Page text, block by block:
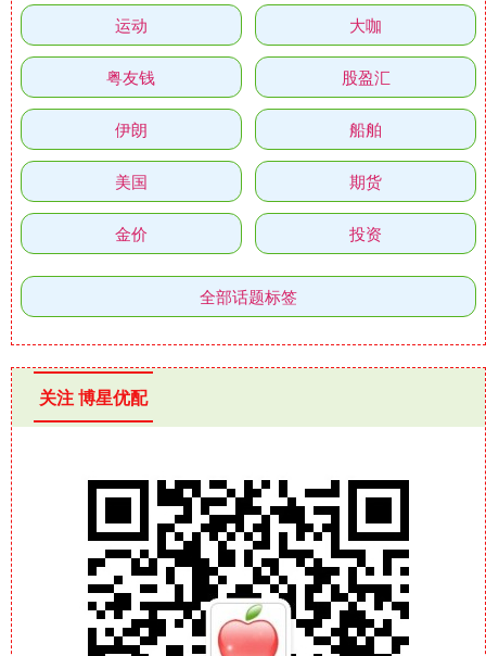
运动 大咖
粤友钱 股盈汇
伊朗 船舶
美国 期货
金价 投资
全部话题标签
关注 博星优配